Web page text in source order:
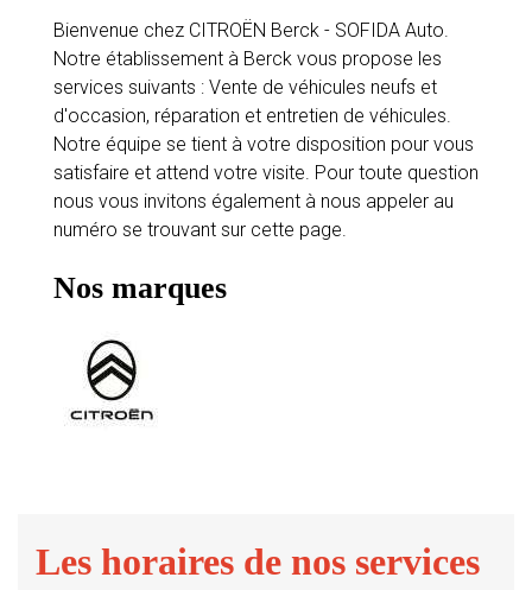
Bienvenue chez CITROËN Berck - SOFIDA Auto.
Notre établissement à Berck vous propose les
services suivants : Vente de véhicules neufs et
d'occasion, réparation et entretien de véhicules.
Notre équipe se tient à votre disposition pour vous
satisfaire et attend votre visite. Pour toute question
nous vous invitons également à nous appeler au
numéro se trouvant sur cette page.
Nos marques
Les horaires de nos services